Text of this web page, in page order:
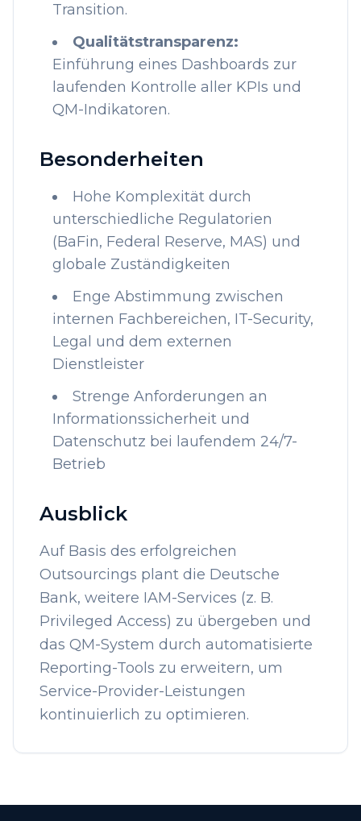
Transition.
Qualitätstransparenz:
Einführung eines Dashboards zur
laufenden Kontrolle aller KPIs und
QM-Indikatoren.
Besonderheiten
Hohe Komplexität durch
unterschiedliche Regulatorien
(BaFin, Federal Reserve, MAS) und
globale Zuständigkeiten
Enge Abstimmung zwischen
internen Fachbereichen, IT-Security,
Legal und dem externen
Dienstleister
Strenge Anforderungen an
Informationssicherheit und
Datenschutz bei laufendem 24/7-
Betrieb
Ausblick
Auf Basis des erfolgreichen
Outsourcings plant die Deutsche
Bank, weitere IAM-Services (z. B.
Privileged Access) zu übergeben und
das QM-System durch automatisierte
Reporting-Tools zu erweitern, um
Service-Provider-Leistungen
kontinuierlich zu optimieren.